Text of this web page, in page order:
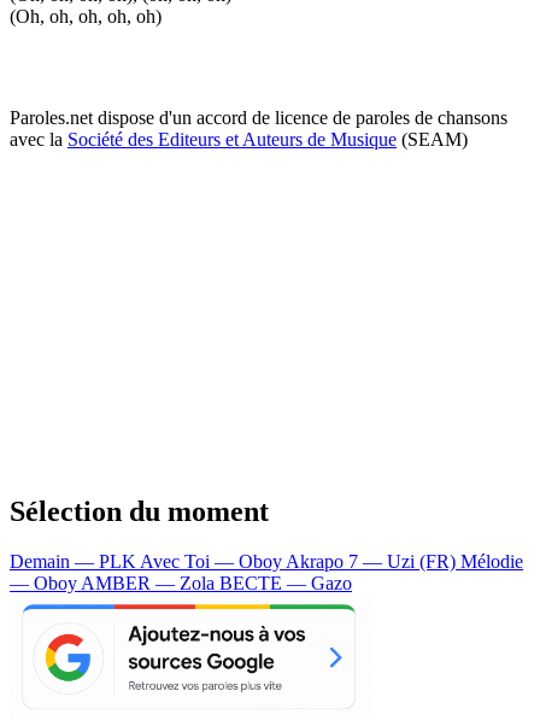
(Oh, oh, oh, oh, oh)
Paroles.net dispose d'un accord de licence de paroles de chansons
avec la Société des Editeurs et Auteurs de Musique (SEAM)
Sélection du moment
Demain — PLKAvec Toi — OboyAkrapo 7 — Uzi (FR) Mélodie
— OboyAMBER — Zola BECTE — Gazo